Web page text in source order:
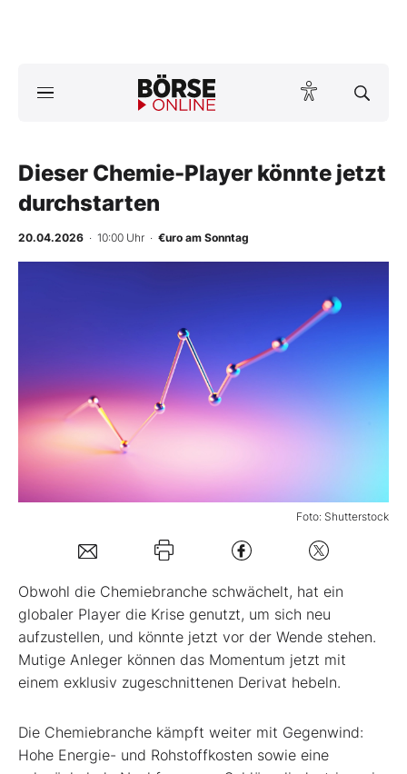
ktuelle Ausgabe BÖRSE ONLINE lesen
News
Anlageprodukte
Finanz-Check
Experten
Mein B:O
Mein Konto
Folgen Sie uns
Kontakt
Dieser Chemie-Player könnte jetzt
durchstarten
20.04.2026 · 10:00 Uhr · €uro am Sonntag
Foto: Shutterstock
Obwohl die Chemiebranche schwächelt, hat ein
globaler Player die Krise genutzt, um sich neu
aufzustellen, und könnte jetzt vor der Wende stehen.
Mutige Anleger können das Momentum jetzt mit
einem exklusiv zugeschnittenen Derivat hebeln.
Die Chemiebranche kämpft weiter mit Gegenwind:
Hohe Energie- und Rohstoffkosten sowie eine